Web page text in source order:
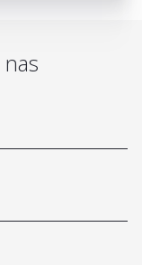
nas